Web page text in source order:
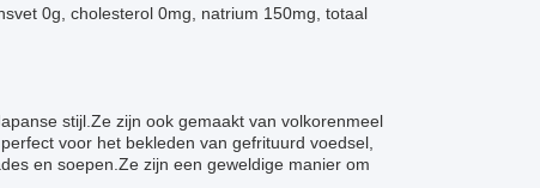
0g, cholesterol 0mg, natrium 150mg, totaal
stijl.Ze zijn ook gemaakt van volkorenmeel
voor het bekleden van gefrituurd voedsel,
en soepen.Ze zijn een geweldige manier om